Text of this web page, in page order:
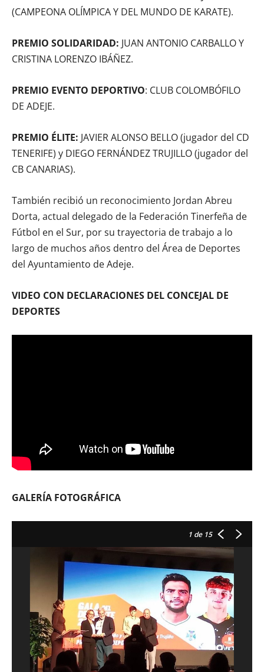
(CAMPEONA OLÍMPICA Y DEL MUNDO DE KARATE).
PREMIO SOLIDARIDAD: JUAN ANTONIO CARBALLO Y
CRISTINA LORENZO IBÁÑEZ.
PREMIO EVENTO DEPORTIVO: CLUB COLOMBÓFILO
DE ADEJE.
PREMIO ÉLITE: JAVIER ALONSO BELLO (jugador del CD
TENERIFE) y DIEGO FERNÁNDEZ TRUJILLO (jugador del
CB CANARIAS).
También recibió un reconocimiento Jordan Abreu
Dorta, actual delegado de la Federación Tinerfeña de
Fútbol en el Sur, por su trayectoria de trabajo a lo
largo de muchos años dentro del Área de Deportes
del Ayuntamiento de Adeje.
VIDEO CON DECLARACIONES DEL CONCEJAL DE
DEPORTES
GALERÍA FOTOGRÁFICA
1 de 15